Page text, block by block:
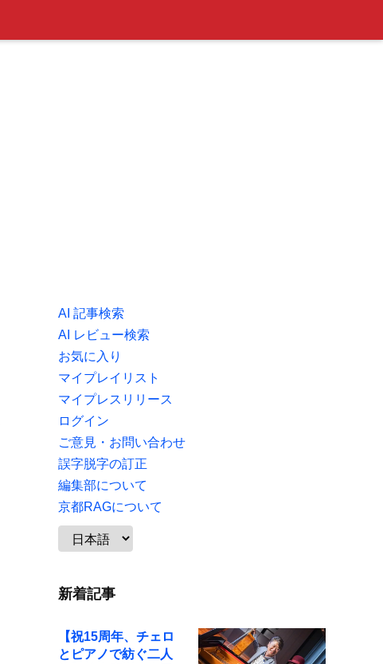
AI 記事検索
AI レビュー検索
お気に入り
マイプレイリスト
マイプレスリリース
ログイン
ご意見・お問い合わせ
誤字脱字の訂正
編集部について
京都RAGについて
新着記事
【祝15周年、チェロ
とピアノで紡ぐ二人